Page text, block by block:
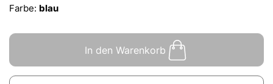
Farbe: blau
In den Warenkorb